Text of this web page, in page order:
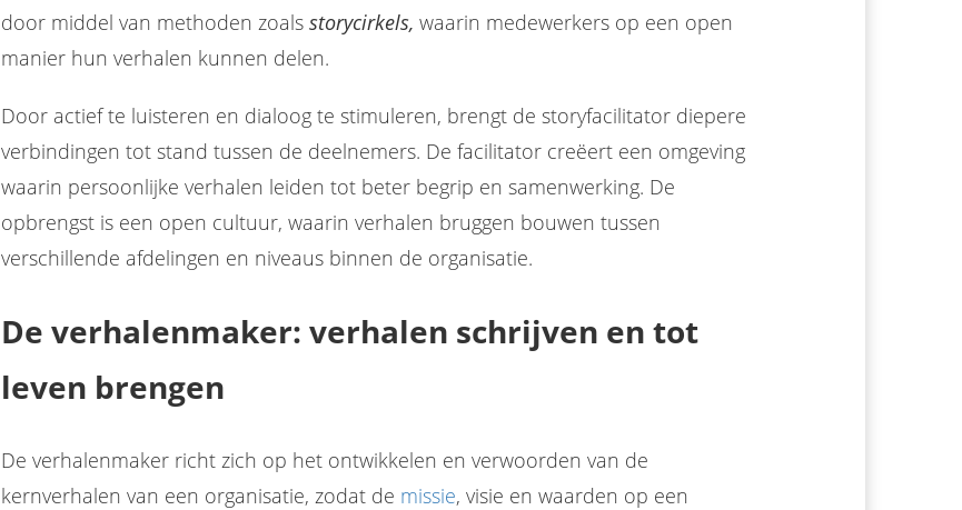
door middel van methoden zoals storycirkels, waarin medewerkers op een open
manier hun verhalen kunnen delen.
Door actief te luisteren en dialoog te stimuleren, brengt de storyfacilitator diepere
verbindingen tot stand tussen de deelnemers. De facilitator creëert een omgeving
waarin persoonlijke verhalen leiden tot beter begrip en samenwerking. De
opbrengst is een open cultuur, waarin verhalen bruggen bouwen tussen
verschillende afdelingen en niveaus binnen de organisatie.
De verhalenmaker: verhalen schrijven en tot
leven brengen
De verhalenmaker richt zich op het ontwikkelen en verwoorden van de
kernverhalen van een organisatie, zodat de missie, visie en waarden op een